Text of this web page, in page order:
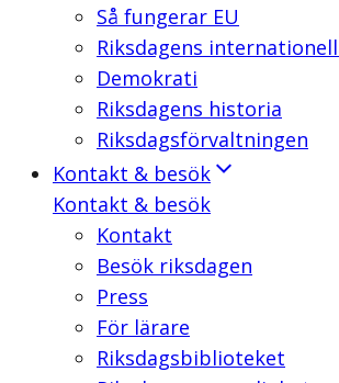
Så fungerar EU
Riksdagens
Demokrati
Riksdagens historia
Riksdagsförvaltningen
Kontakt & besök
Kontakt & besök
Kontakt
Besök riksdagen
Press
För lärare
Riksdagsbiblioteket